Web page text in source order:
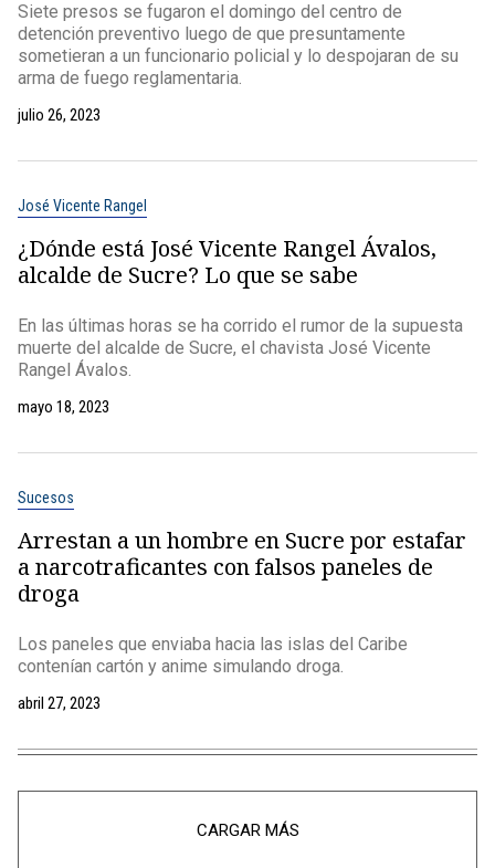
Siete presos se fugaron el domingo del centro de
detención preventivo luego de que presuntamente
sometieran a un funcionario policial y lo despojaran de su
arma de fuego reglamentaria.
julio 26, 2023
José Vicente Rangel
¿Dónde está José Vicente Rangel Ávalos,
alcalde de Sucre? Lo que se sabe
En las últimas horas se ha corrido el rumor de la supuesta
muerte del alcalde de Sucre, el chavista José Vicente
Rangel Ávalos.
mayo 18, 2023
Sucesos
Arrestan a un hombre en Sucre por estafar
a narcotraficantes con falsos paneles de
droga
Los paneles que enviaba hacia las islas del Caribe
contenían cartón y anime simulando droga.
abril 27, 2023
CARGAR MÁS